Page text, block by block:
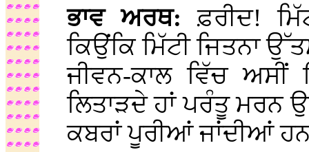
ਭਾਵ ਅਰਥ:ਫ਼ਰੀਦ!
ਕਿਉਂਕਿ ਮਿੱਟੀ ਜਿਤਨਾ
ਜੀਵਨ-ਕਾਲ ਵਿੱਚ
ਲਿਤਾੜਦੇ ਹਾਂ ਪਰੰਤੂ ਮਰਨ
ਕਬਰਾਂ ਪੂਰੀਆਂ ਜਾਂਦੀਆਂ